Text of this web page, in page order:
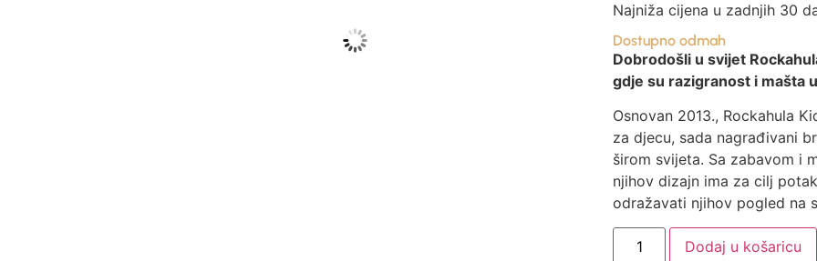
Najniža cijena u zadnjih 30
Dostupno odmah
Dobrodošli u svijet
gdje su razigranost i mašta
Osnovan 2013., Rockahula
za djecu, sada nagrađivani
širom svijeta. Sa zabavom i
njihov dizajn ima za cilj
odražavati njihov pogled na
Dodaj u košaricu